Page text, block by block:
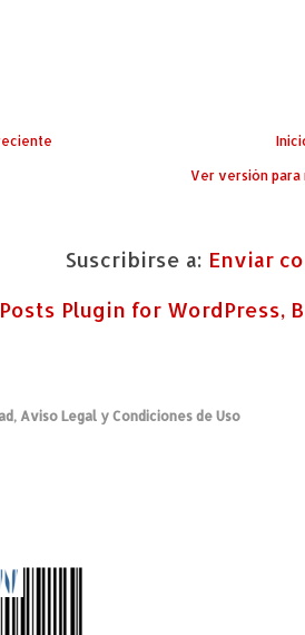
Ver versión
Suscribirse a: Enviar
Aviso Legal y Condiciones de Uso